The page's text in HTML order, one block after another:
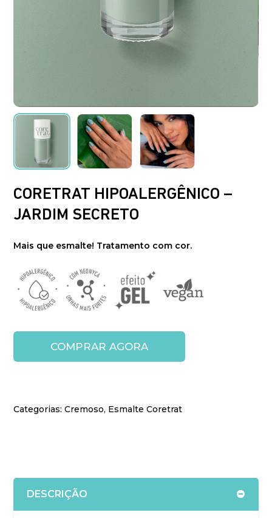
CORETRAT HIPOALERGÊNICO –
JARDIM SECRETO
Mais que esmalte! Tratamento com cor.
COMPRAR AGORA
Categorias:Cremoso, Esmalte Coretrat
DESCRIÇÃO